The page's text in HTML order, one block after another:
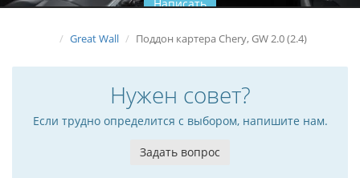
Написать
Great Wall Поддон картера Chery, GW 2.0 (2.4)
Нужен совет?
Если трудно определится с выбором, напишите нам.
Задать вопрос